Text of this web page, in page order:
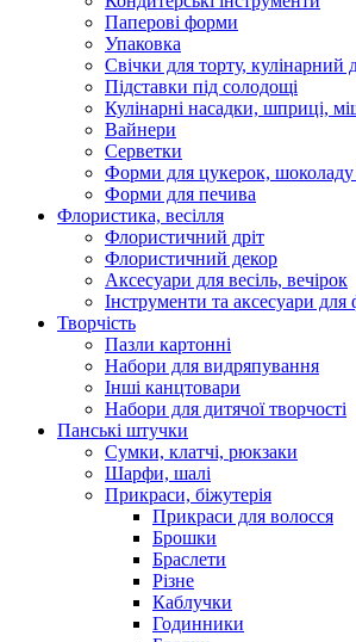
Паперові форми
Упаковка
Свічки для торту, кулінарний
Підставки під солодощі
Кулінарні насадки, шприці,
Вайнери
Серветки
Форми для цукерок,
Форми для печива
Флористика, весілля
Флористичний дріт
Флористичний декор
Аксесуари для весіль, вечірок
Інструменти та аксесуари
Творчість
Пазли картонні
Набори для видряпування
Інші канцтовари
Набори для дитячої творчості
Панські штучки
Сумки, клатчі, рюкзаки
Шарфи, шалі
Прикраси, біжутерія
Прикраси для волосся
Брошки
Браслети
Різне
Каблучки
Годинники